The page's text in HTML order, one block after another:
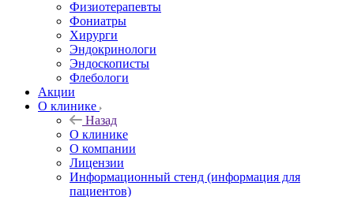
Физиотерапевты
Фониатры
Хирурги
Эндокринологи
Эндоскописты
Флебологи
Акции
О клинике
Назад
О клинике
О компании
Лицензии
Информационный стенд (информация для
пациентов)